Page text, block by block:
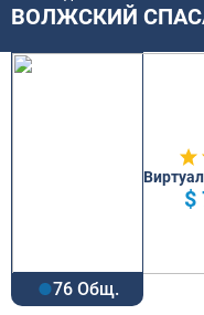
ВОЛЖСКИЙ
76 Общ.
$